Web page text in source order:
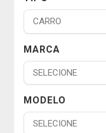
MARCA
MODELO